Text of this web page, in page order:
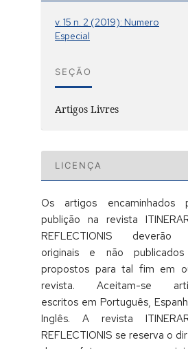
v. 15 n. 2 (2019): Numero
Especial
SEÇÃO
Artigos Livres
LICENÇA
Os artigos encaminhados
publição na revista
REFLECTIONIS deverão
originais e não
propostos para tal fim em
revista. Aceitam-se
escritos em Português,
Inglês. A revista
REFLECTIONIS se reserva o